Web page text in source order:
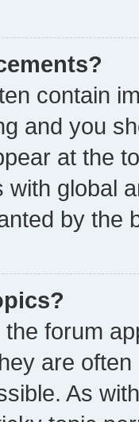
contain
and you
at the
with global
by the
forum
are
As